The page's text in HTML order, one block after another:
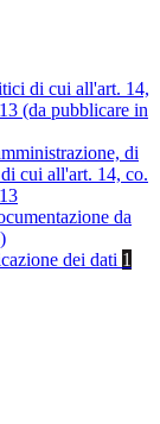
di cui all'art. 14,
(da pubblicare in
di
cui all'art. 14, co.
da
dei dati 1